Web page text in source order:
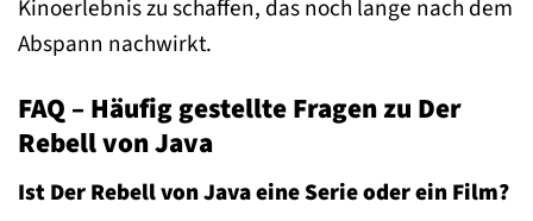
Kinoerlebnis zu schaffen, das noch lange nach dem
Abspann nachwirkt.
FAQ – Häufig gestellte Fragen zu Der
Rebell von Java
Ist Der Rebell von Java eine Serie oder ein Film?